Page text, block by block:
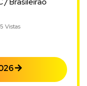
Vistas